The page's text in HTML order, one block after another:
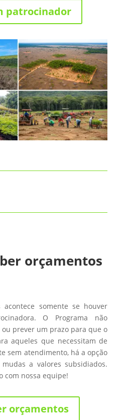
patrocinador
orçamentos
somente se houver
O Programa não
prever um prazo para que o
aqueles que necessitam de
sem atendimento, há a opção
a valores subsidiados.
com nossa equipe!
orçamentos